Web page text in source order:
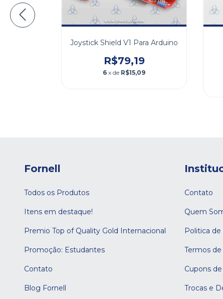
Joystick Shield V1 Para Arduino
R$79,19
6 x de R$15,09
Fornell
Todos os Produtos
Itens em destaque!
Premio Top of Quality Gold Internacional
Promoção: Estudantes
Contato
Blog Fornell
Contato
Quem
Politica
Termos de
Cupons
Trocas e